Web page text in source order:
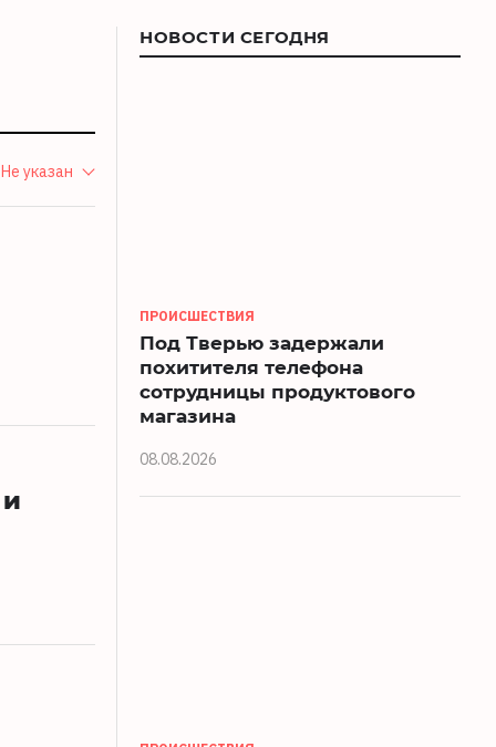
Не указан
НОВОСТИ СЕГОДНЯ
ПРОИСШЕСТВИЯ
Под Тверью задержали
похитителя телефона
сотрудницы продуктового
магазина
08.08.2026